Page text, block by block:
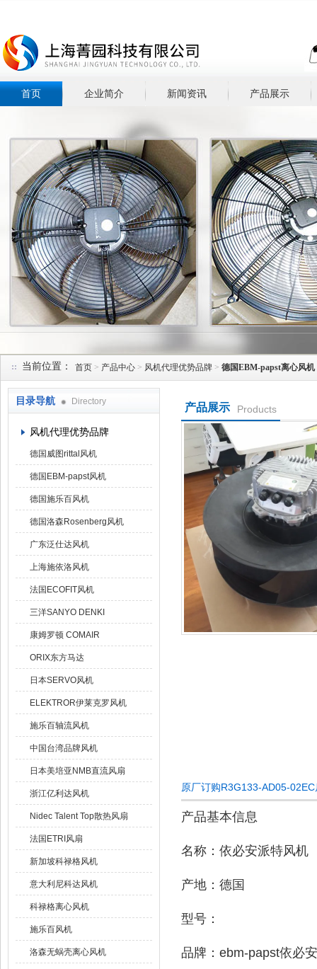
首页 企业简介 新闻资讯 产品展示
当前位置： 首页 > 产品中心 > 风机代理优势品牌 > 德国EBM-papst离心风机
目录导航 Directory
风机代理优势品牌
德国威图rittal风机
德国EBM-papst风机
德国施乐百风机
德国洛森Rosenberg风机
广东泛仕达风机
上海施依洛风机
法国ECOFIT风机
三洋SANYO DENKI
康姆罗顿 COMAIR
ORIX东方马达
日本SERVO风机
ELEKTROR伊莱克罗风机
施乐百轴流风机
中国台湾品牌风机
日本美培亚NMB直流风扇
浙江亿利达风机
Nidec Talent Top散热风扇
法国ETRI风扇
新加坡科禄格风机
意大利尼科达风机
科禄格离心风机
施乐百风机
洛森无蜗壳离心风机
产品展示 Products
原厂订购R3G133-AD05-
产品基本信息
名称：依必安派特风机
产地：德国
型号：
品牌：ebm-papst依必